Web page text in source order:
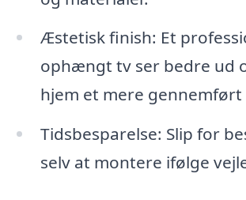
Æstetisk finish: Et
ophængt tv ser bedre ud
hjem et mere gennemført
Tidsbesparelse: Slip for
selv at montere ifølge